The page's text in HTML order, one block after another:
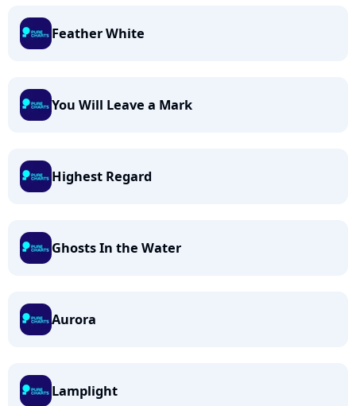
Feather White
You Will Leave a Mark
Highest Regard
Ghosts In the Water
Aurora
Lamplight